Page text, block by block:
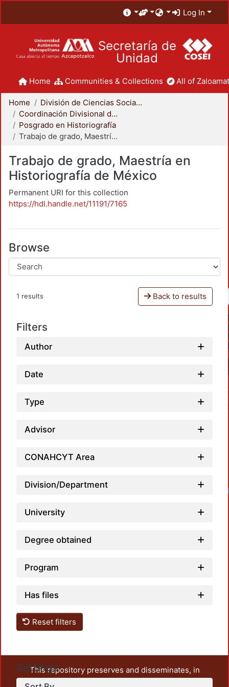
Log In
Secretaría de
Unidad
Home Communities & Collections All of
Home
División de Ciencias Sociales y Humanidades
Coordinación Divisional de Posgrado
Posgrado en Historiografía
Trabajo de grado, Maestría en Historiografía de México
Trabajo de grado, Maestría en
Historiografía de México
Permanent URI for this collection
https://hdl.handle.net/11191/7165
Browse
1 results Back to results
Filters
Author
Date
Type
Advisor
CONAHCYT Area
Division/Department
University
Degree obtained
Program
Has files
Reset filters
Settings
This repository preserves and disseminates, in
unrestricted open access, the teaching and research